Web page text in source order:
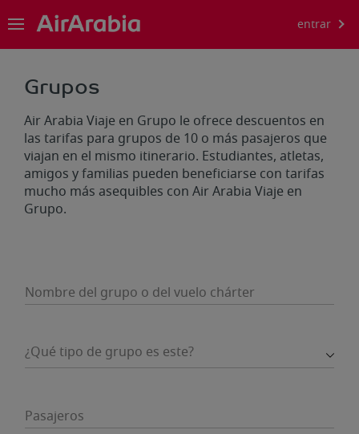
entrar
Grupos
Air Arabia Viaje en Grupo le ofrece descuentos en
las tarifas para grupos de 10 o más pasajeros que
viajan en el mismo itinerario. Estudiantes, atletas,
amigos y familias pueden beneficiarse con tarifas
mucho más asequibles con Air Arabia Viaje en
Grupo.
Nombre del grupo o del vuelo chárter
¿Qué tipo de grupo es este?
Pasajeros